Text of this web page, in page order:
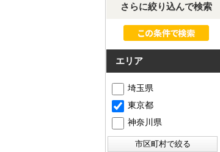
さらに絞り込んで検索
エリア
埼玉県
東京都
神奈川県